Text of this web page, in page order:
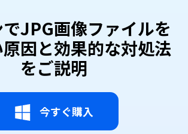
JPG画像ファイルを
因と効果的な対処法
をご説明
今すぐ購入